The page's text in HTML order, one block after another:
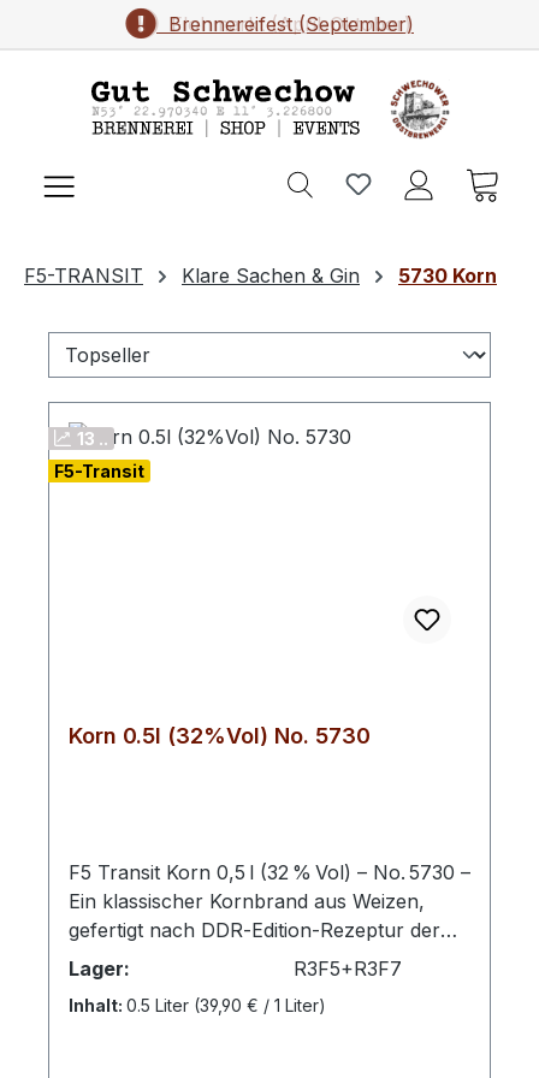
Zum Hauptinhalt springenFlohmarkt (April-Oktober)
Brennereifest (September)
F5-TRANSIT Klare Sachen & Gin 5730 Korn
13 ..
F5-Transit
Korn 0.5l (32%Vol) No. 5730
F5 Transit Korn 0,5 l (32 % Vol) – No. 5730 –
Ein klassischer Kornbrand aus Weizen,
gefertigt nach DDR‑Edition‑Rezeptur der
Schwechower Obstbrennerei. Diese
Spirituose überzeugt durch ihren klaren,
typischen Geschmack und authentischen
Lager: R3F5+R3F7
Inhalt: 0.5 Liter (39,90 € / 1 Liter)